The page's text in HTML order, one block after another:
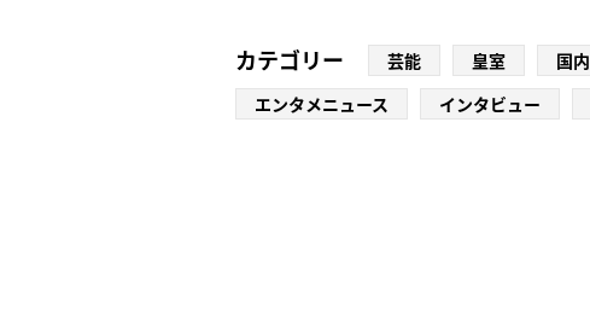
カテゴリー 芸能 皇室 国内
エンタメニュース
インタビュー